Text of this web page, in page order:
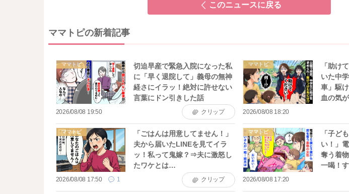
このニュースに戻る
ママトピの新着記事
ママトピ
切迫早産で緊急入院になった私
に「早く退院して」義母の無神
経さにイラッ！絶対に許せない
言葉にドン引きした話
2026/08/08 19:50 クリップ
ママトピ
「助け
いた中
車」駆
血の気
2026/08/08 18:20
ママトピ
「ごはんは用意してません！」
夫から届いたLINEを見てイラ
ッ！私って鬼嫁？⇒夫に激怒し
たワケとは…
2026/08/08 17:50 1 クリップ
ママトピ
「子ど
い！」
奪う着
一喝！
2026/08/08 17:20